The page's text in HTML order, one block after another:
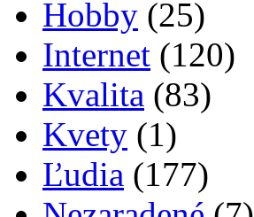
Hobby (25)
Internet (120)
Kvalita (83)
Kvety (1)
Ľudia (177)